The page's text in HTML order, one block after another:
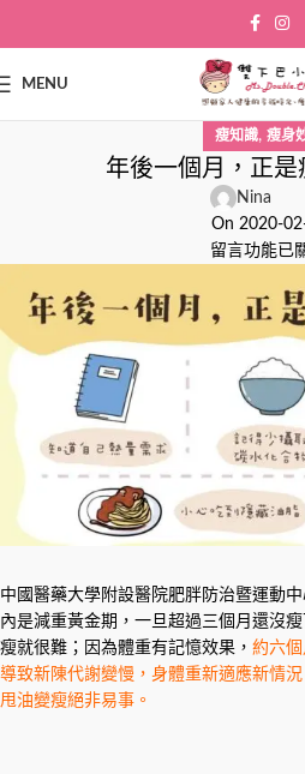
MENU
瘦知識, 瘦身
年後一個月，正是
Nina
On 2020-
留言功能已
中國醫藥大學附設醫院肥胖防治暨運動
內是減重黃金期，一旦超過三個月還沒
瘦就很難；因為體重有記憶效果， 約六
導致新陳代謝變慢，身體重新適應新情
甩油變瘦絕非易事。